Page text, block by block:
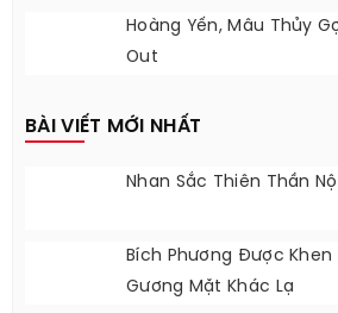
Hoàng Yến, Mâu Thủy
Out
BÀI VIẾT MỚI NHẤT
Nhan Sắc Thiên Thần
Bích Phương Được Khen
Gương Mặt Khác Lạ